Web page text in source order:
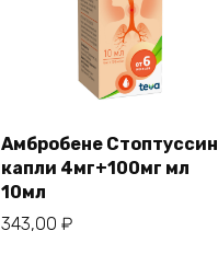
Амбробене Стоптуссин
капли 4мг+100мг мл
10мл
343,00 ₽